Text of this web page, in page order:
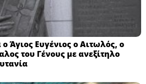
ο Άγιος Ευγένιος ο Αιτωλός, ο
του Γένους με ανεξίτηλο